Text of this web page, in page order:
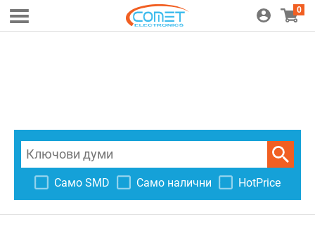
0
Само SMD Само налични HotPrice